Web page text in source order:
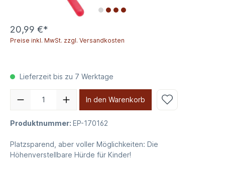
20,99 €*
Preise inkl. MwSt. zzgl. Versandkosten
Lieferzeit bis zu 7 Werktage
In den Warenkorb
Produktnummer: EP-170162
Platzsparend, aber voller Möglichkeiten: Die
Höhenverstellbare Hürde für Kinder!